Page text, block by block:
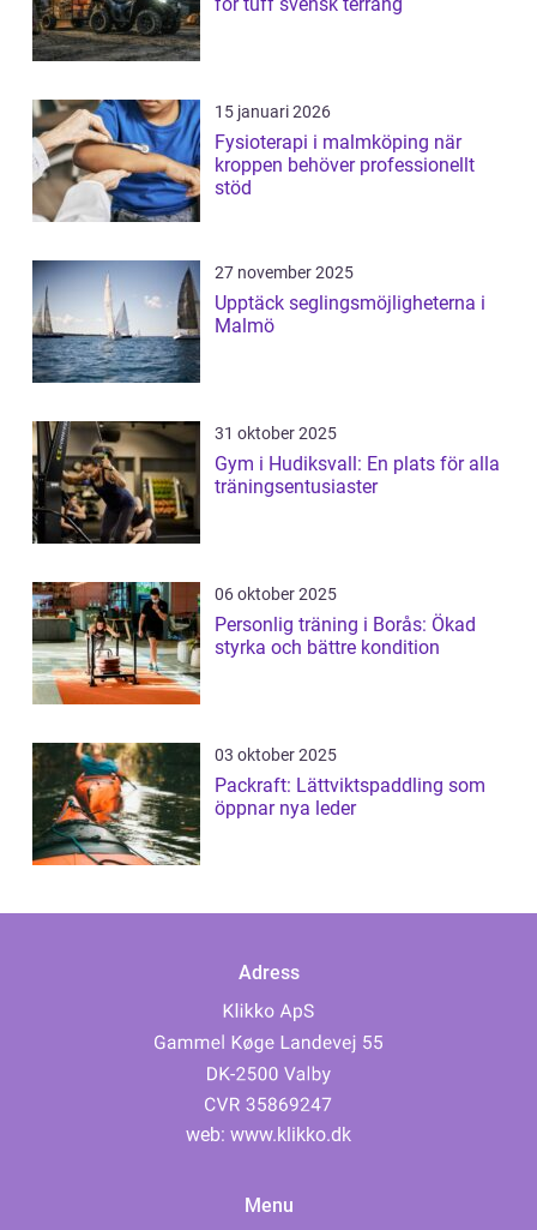
för tuff svensk terräng
15 januari 2026
Fysioterapi i malmköping när
kroppen behöver professionellt
stöd
27 november 2025
Upptäck seglingsmöjligheterna i
Malmö
31 oktober 2025
Gym i Hudiksvall: En plats för alla
träningsentusiaster
06 oktober 2025
Personlig träning i Borås: Ökad
styrka och bättre kondition
03 oktober 2025
Packraft: Lättviktspaddling som
öppnar nya leder
Adress
web: www.klikko.dk
Menu